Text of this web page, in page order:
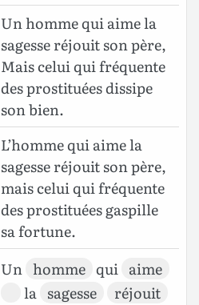
Un homme qui aime la
sagesse réjouit son père,
Mais celui qui fréquente
des prostituées dissipe
son bien.
L’homme qui aime la
sagesse réjouit son père,
mais celui qui fréquente
des prostituées gaspille
sa fortune.
Un homme qui aime
la sagesse
réjouit